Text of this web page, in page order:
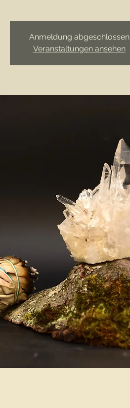
Anmeldung abgeschlossen
Veranstaltungen ansehen